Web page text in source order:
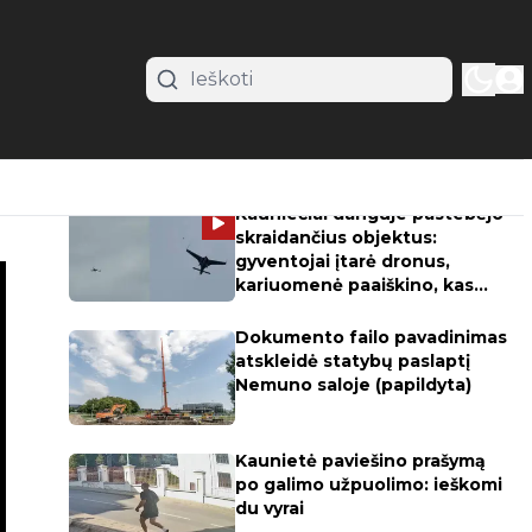
Populiariausi straipsniai
Kauniečiai danguje pastebėjo
skraidančius objektus:
gyventojai įtarė dronus,
kariuomenė paaiškino, kas
Dokumento failo pavadinimas
atskleidė statybų paslaptį
Nemuno saloje (papildyta)
Kaunietė paviešino prašymą
po galimo užpuolimo: ieškomi
du vyrai